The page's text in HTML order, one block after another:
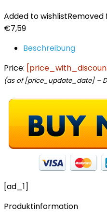
Added to wishlistRemoved
€7,59
Beschreibung
Price:
(as of [price_update_date] –
[ad_1]
Produktinformation